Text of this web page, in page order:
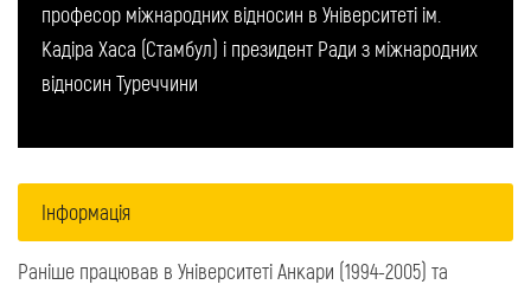
професор міжнародних відносин в Університеті ім.
Кадіра Хаса (Стамбул) і президент Ради з міжнародних
відносин Туреччини
Інформація
Раніше працював в Університеті Анкари (1994-2005) та